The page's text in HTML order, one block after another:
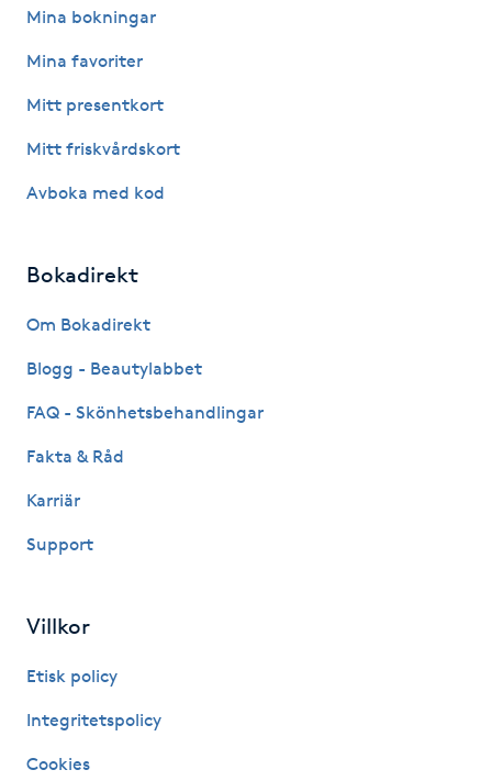
K18
Kemisk peeling
Kinesiologi
Kinesisk medicin
Klangmassage
Klippning & Slingor
Klippning ungdom
Mina bokningar
Mina favoriter
Mitt presentkort
Mitt friskvårdskort
Avboka med kod
Bokadirekt
Om Bokadirekt
Blogg - Beautylabbet
FAQ - Skönhetsbehandlingar
Fakta & Råd
Karriär
Support
Villkor
Etisk policy
Integritetspolicy
Cookies